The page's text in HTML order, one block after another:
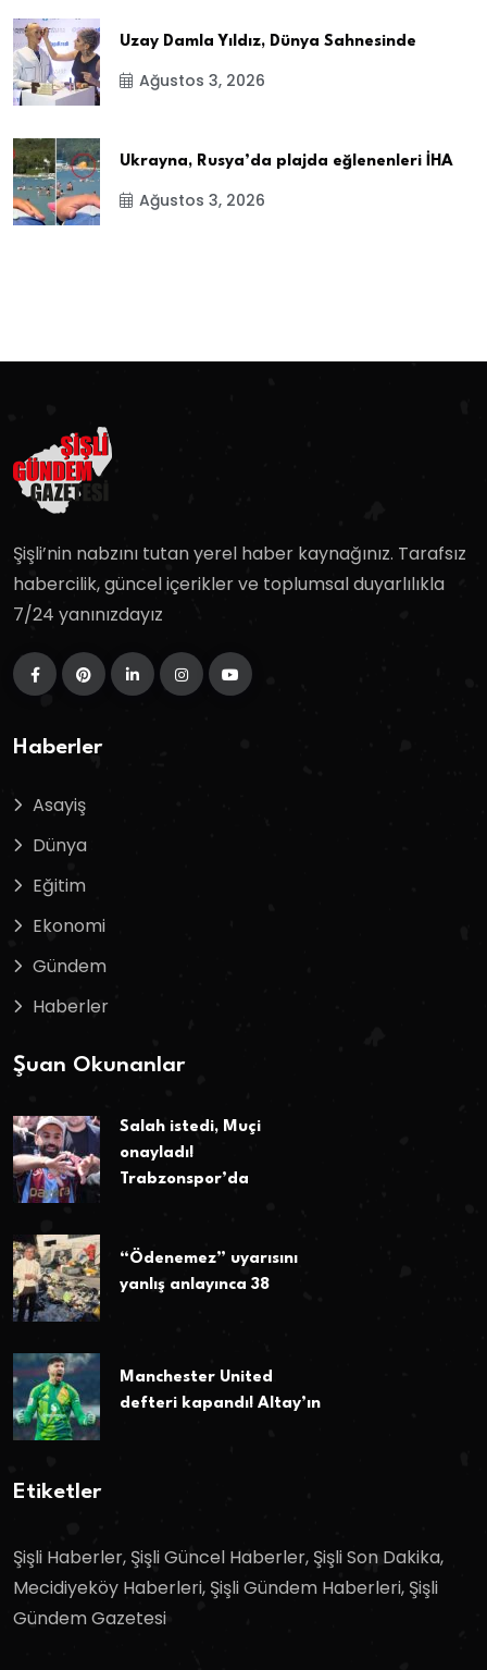
Uzay Damla Yıldız, Dünya Sahnesinde
Ağustos 3, 2026
Ukrayna, Rusya’da plajda eğlenenleri İHA
Ağustos 3, 2026
Şişli’nin nabzını tutan yerel haber kaynağınız. Tarafsız
habercilik, güncel içerikler ve toplumsal duyarlılıkla
7/24 yanınızdayız
Haberler
Asayiş
Dünya
Eğitim
Ekonomi
Gündem
Haberler
Şuan Okunanlar
Salah istedi, Muçi
onayladı!
Trabzonspor’da
“Ödenemez” uyarısını
yanlış anlayınca 38
Manchester United
defteri kapandı! Altay’ın
Etiketler
Şişli Haberler, Şişli Güncel Haberler, Şişli Son Dakika,
Mecidiyeköy Haberleri, Şişli Gündem Haberleri, Şişli
Gündem Gazetesi